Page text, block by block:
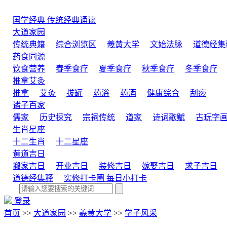
国学经典 传统经典诵读
大道家园
传统典籍
综合浏览区 羲黄大学 文始法脉
道德经集
药食同源
饮食营养
春季食疗 夏季食疗 秋季食疗 冬季食疗
推拿艾灸
推拿
艾灸 拔罐 药浴 药酒 健康综合
刮痧
诸子百家
儒家
历史探究 宗祠传统 道家 诗词歌赋 古玩字画
生肖星座
十二生肖
十二星座
黄道吉日
搬家吉日
开业吉日 装修吉日 嫁娶吉日
求子吉日
道德经集释
实修打卡圈 每日小打卡
登录
首页 >> 大道家园 >> 羲黄大学 >> 学子风采